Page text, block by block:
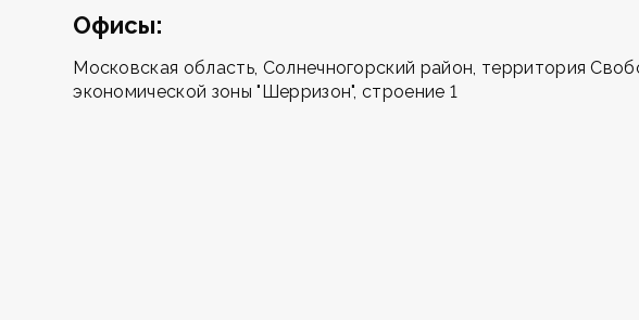
Офисы:
Московская область, Солнечногорский район, территория
экономической зоны "Шерризон", строение 1